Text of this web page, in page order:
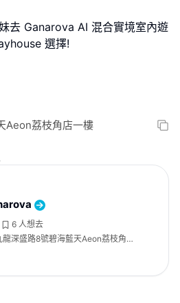
去 Ganarova AI 混合實境室內遊
選擇!
Aeon荔枝角店一樓
6 人想去
龍深盛路8號碧海藍天Aeon荔枝角店